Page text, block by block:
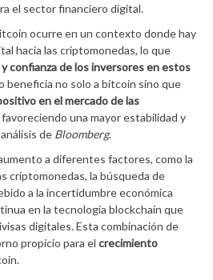
el sector financiero digital.
ocurre en un contexto donde hay
hacia las criptomonedas, lo que
confianza de los inversores en estos
beneficia no solo a bitcoin sino que
en el mercado de las
una mayor estabilidad y
de Bloomberg.
a diferentes factores, como la
criptomonedas, la búsqueda de
a la incertidumbre económica
en la tecnología blockchain que
digitales. Esta combinación de
propicio para el crecimiento